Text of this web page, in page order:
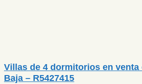
Villas de 4 dormitorios en venta
Baja – R5427415